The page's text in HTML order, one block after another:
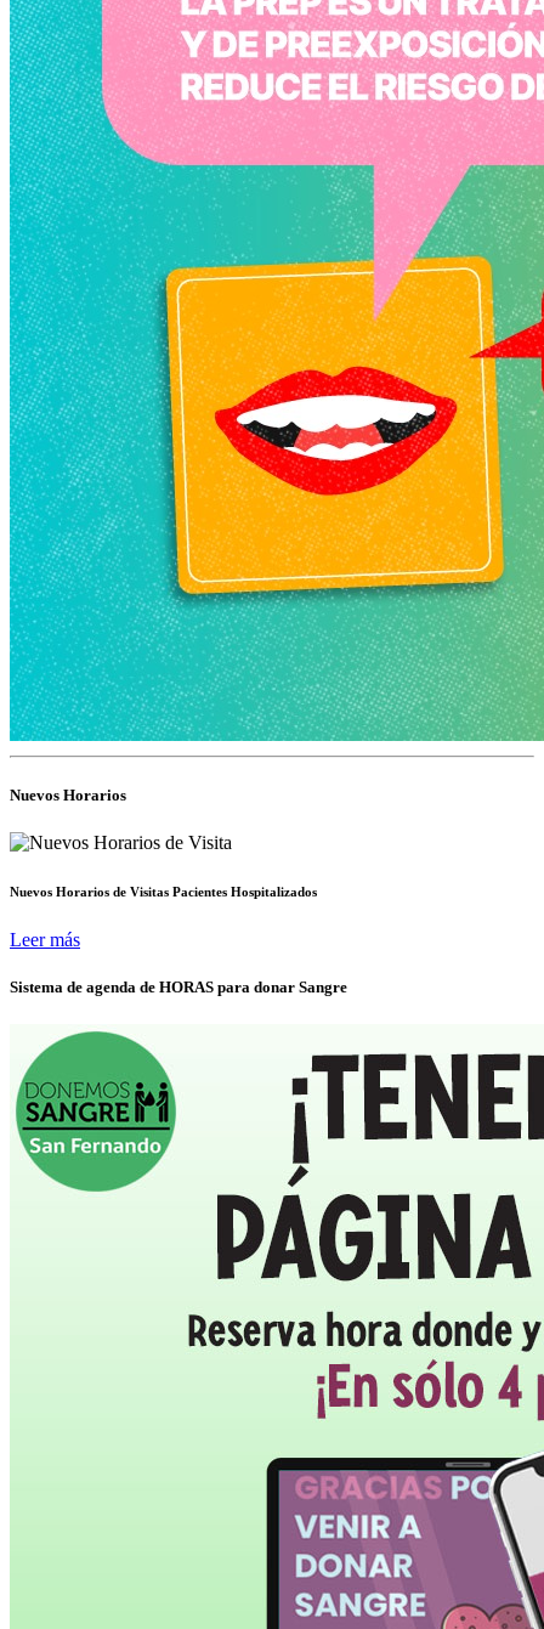
Nuevos Horarios
Nuevos Horarios de Visitas Pacientes Hospitalizados
Leer más
Sistema de agenda de HORAS para donar Sangre